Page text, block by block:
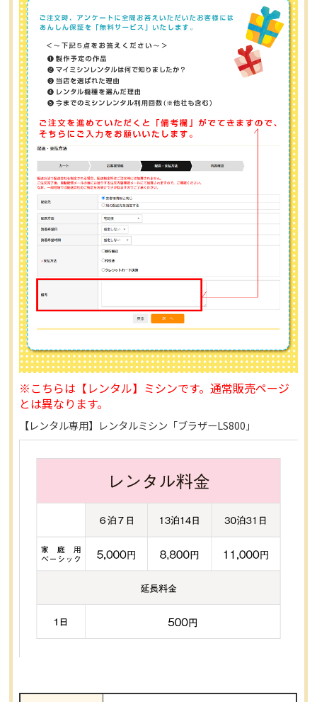
※こちらは【レンタル】ミシンです。通常販売ページ
とは異なります。
【レンタル専用】レンタルミシン「ブラザーLS800」